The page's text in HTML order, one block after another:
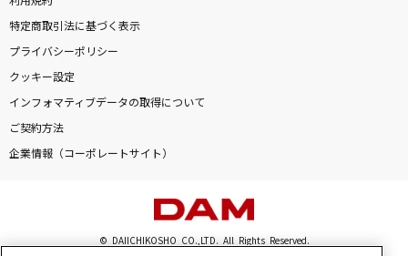
特定商取引法に基づく表示
プライバシーポリシー
クッキー設定
インフォマティブデータの取得について
ご契約方法
企業情報（コーポレートサイト）
© DAIICHIKOSHO CO.,LTD. All Rights Reserved.